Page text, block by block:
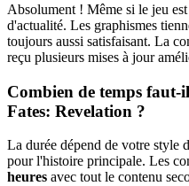
Absolument ! Même si le jeu
d'actualité. Les graphismes
toujours aussi satisfaisant. La
reçu plusieurs mises à jour
Combien de temps
Fates: Revelation ?
La durée dépend de votre style
pour l'histoire principale. Les
heures avec tout le contenu